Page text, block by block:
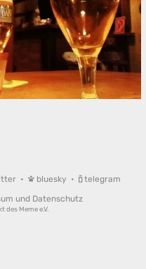
• bluesky •
telegram
und Datenschutz
des Meme e.V.